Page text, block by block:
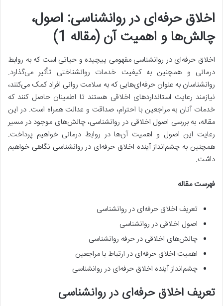
اخلاق حرفه‌ای در روانشناسی: اصول،
چالش‌ها و اهمیت آن (مقاله 1)
اخلاق حرفه‌ای در روانشناسی مفهومی پیچیده و حیاتی است که به روابط
درمانی و همچنین به کیفیت خدمات روانشناختی تأثیر می‌گذارد.
روانشناسان به عنوان حرفه‌ای‌هایی که به سلامت روانی افراد کمک می‌کنند،
نیازمند رعایت استانداردهای اخلاقی هستند تا اطمینان حاصل کنند که
خدمات آنان به مراجعین با احترام، صداقت و عدالت همراه است. در این
مقاله، به بررسی اصول اخلاقی در روانشناسی، چالش‌های موجود در مسیر
رعایت این اصول و اهمیت آن‌ها در روابط درمانی خواهیم پرداخت.
همچنین به چشم‌انداز آینده اخلاق حرفه‌ای در روانشناسی نگاهی خواهیم
داشت.
فهرست مقاله
تعریف اخلاق حرفه‌ای در روانشناسی
اصول اخلاقی در روانشناسی
چالش‌های اخلاقی در حرفه روانشناسی
اهمیت اخلاق حرفه‌ای در ارتباط با مراجعین
چشم‌انداز آینده اخلاق حرفه‌ای در روانشناسی
تعریف اخلاق حرفه‌ای در روانشناسی